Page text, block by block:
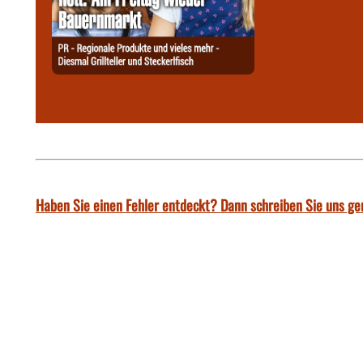
Haben Sie einen Fehler entdeckt? Dann schreiben Sie uns